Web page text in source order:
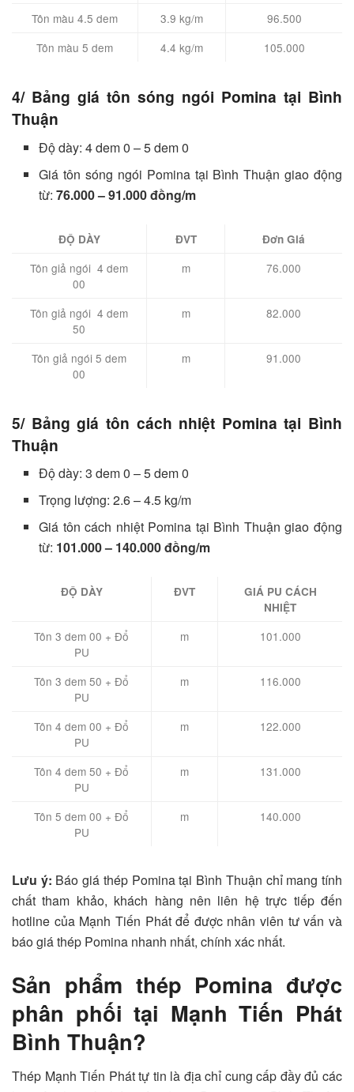
Tôn màu 4.5 dem 3.9 kg/m
96.500
Tôn màu 5 dem
4.4 kg/m 105.000
4/ Bảng giá tôn sóng ngói Pomina tại Bình
Thuận
Độ dày: 4 dem 0 – 5 dem 0
Giá tôn sóng ngói Pomina tại Bình Thuận giao động
từ: 76.000 – 91.000 đồng/m
ĐỘ DÀY ĐVT Đơn Giá
Tôn giả ngói 4 dem
00
m 76.000
Tôn giả ngói 4 dem
50
m 82.000
Tôn giả ngói 5 dem
00
m 91.000
5/ Bảng giá tôn cách nhiệt Pomina tại Bình
Thuận
Độ dày: 3 dem 0 – 5 dem 0
Trọng lượng: 2.6 – 4.5 kg/m
Giá tôn cách nhiệt Pomina tại Bình Thuận giao động
từ: 101.000 – 140.000 đồng/m
ĐỘ DÀY ĐVT
GIÁ PU CÁCH
NHIỆT
Tôn 3 dem 00 + Đổ
PU
m 101.000
Tôn 3 dem 50 + Đổ
PU
m 116.000
Tôn 4 dem 00 + Đổ
PU
m 122.000
Tôn 4 dem 50 + Đổ
PU
m 131.000
Tôn 5 dem 00 + Đổ
PU
m 140.000
Lưu ý: Báo giá thép Pomina tại Bình Thuận chỉ mang tính
chất tham khảo, khách hàng nên liên hệ trực tiếp đến
hotline của Mạnh Tiến Phát để được nhân viên tư vấn và
báo giá thép Pomina nhanh nhất, chính xác nhất.
Sản phẩm thép Pomina được
phân phối tại Mạnh Tiến Phát
Bình Thuận?
Thép Mạnh Tiến Phát tự tin là địa chỉ cung cấp đầy đủ các